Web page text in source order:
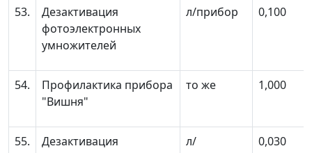
53.
Дезактивация
фотоэлектронных
умножителей
л/прибор 0,100
54.
Профилактика прибора
"Вишня"
то же 1,000
55.
Дезактивация
л/
0,030